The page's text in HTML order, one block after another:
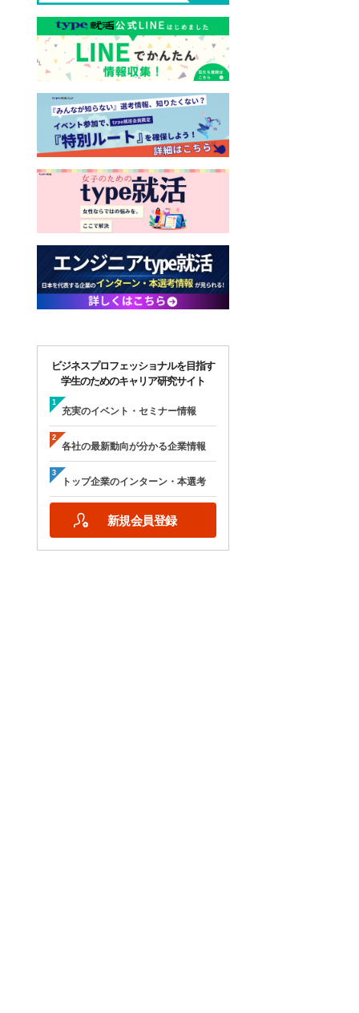
ビジネスプロフェッショナルを目指す
学生のためのキャリア研究サイト
充実のイベント・セミナー情報
各社の最新動向が分かる企業情報
トップ企業のインターン・本選考
新規会員登録